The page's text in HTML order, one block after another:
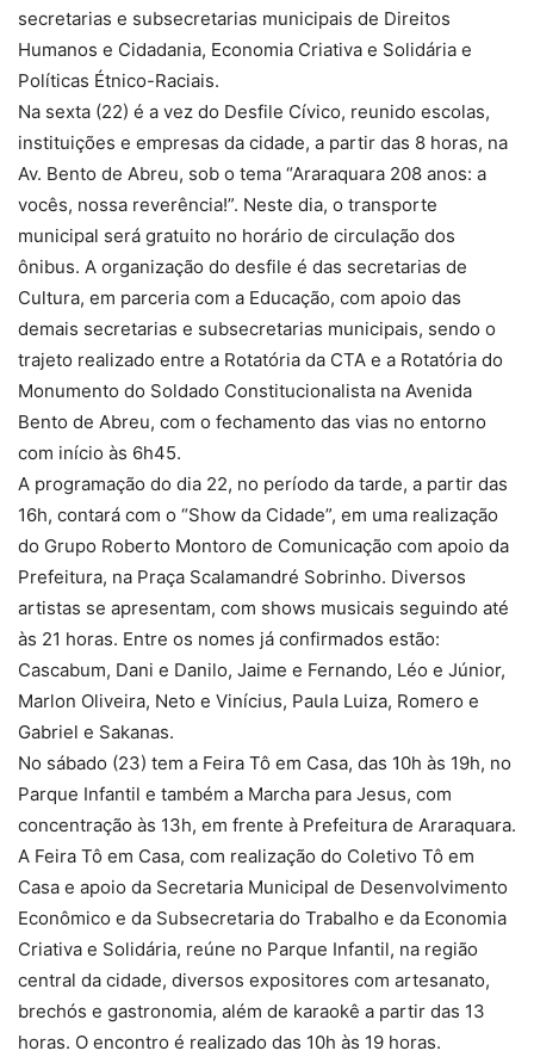
secretarias e subsecretarias municipais de Direitos
Humanos e Cidadania, Economia Criativa e Solidária e
Políticas Étnico-Raciais.
Na sexta (22) é a vez do Desfile Cívico, reunido escolas,
instituições e empresas da cidade, a partir das 8 horas, na
Av. Bento de Abreu, sob o tema “Araraquara 208 anos: a
vocês, nossa reverência!”. Neste dia, o transporte
municipal será gratuito no horário de circulação dos
ônibus. A organização do desfile é das secretarias de
Cultura, em parceria com a Educação, com apoio das
demais secretarias e subsecretarias municipais, sendo o
trajeto realizado entre a Rotatória da CTA e a Rotatória do
Monumento do Soldado Constitucionalista na Avenida
Bento de Abreu, com o fechamento das vias no entorno
com início às 6h45.
A programação do dia 22, no período da tarde, a partir das
16h, contará com o “Show da Cidade”, em uma realização
do Grupo Roberto Montoro de Comunicação com apoio da
Prefeitura, na Praça Scalamandré Sobrinho. Diversos
artistas se apresentam, com shows musicais seguindo até
às 21 horas. Entre os nomes já confirmados estão:
Cascabum, Dani e Danilo, Jaime e Fernando, Léo e Júnior,
Marlon Oliveira, Neto e Vinícius, Paula Luiza, Romero e
Gabriel e Sakanas.
No sábado (23) tem a Feira Tô em Casa, das 10h às 19h, no
Parque Infantil e também a Marcha para Jesus, com
concentração às 13h, em frente à Prefeitura de Araraquara.
A Feira Tô em Casa, com realização do Coletivo Tô em
Casa e apoio da Secretaria Municipal de Desenvolvimento
Econômico e da Subsecretaria do Trabalho e da Economia
Criativa e Solidária, reúne no Parque Infantil, na região
central da cidade, diversos expositores com artesanato,
brechós e gastronomia, além de karaokê a partir das 13
horas. O encontro é realizado das 10h às 19 horas.